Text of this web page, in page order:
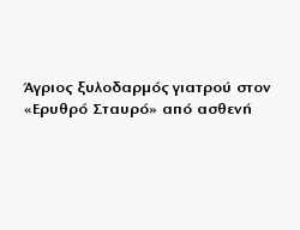
Άγριος ξυλοδαρμός γιατρού στον
«Ερυθρό Σταυρό» από ασθενή